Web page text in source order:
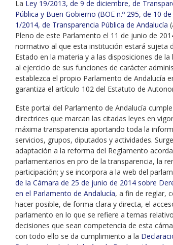
La Ley 19/2013, de 9 de diciembre, de
Pública y Buen Gobierno (BOE n.º 295, de 10
1/2014, de Transparencia Pública de Andalucía
Pleno de este Parlamento el 11 de junio de
normativo al que esta institución estará sujeta
Estado en la materia y a las disposiciones de
al ejercicio de sus funciones de carácter
establezca el propio Parlamento de Andalucía
garantiza el artículo 102 del Estatuto de
Este portal del Parlamento de Andalucía
directrices que marcan las citadas leyes en
máxima transparencia aportando toda la
servicios, grupos, diputados y actividades.
adaptación a la reforma del Reglamento
parlamentarios en pro de la transparencia, la
participación; y se incorpora a la web del
de la Cámara de 25 de junio de 2014 sobre
en el Parlamento de Andalucía, a fin de reglar,
hacer posible, de forma clara y directa, el
parlamento en lo que se refiere a temas
decisiones que sean competencia de esta
con todo ello se da cumplimiento a la